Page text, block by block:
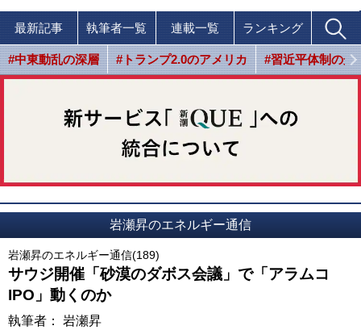
最新記事 執筆者一覧 連載一覧 ランキング
#中東動乱の深層 #トランプ2.0のアメリカ #習近平体制の光
岩瀬昇のエネルギー通信
岩瀬昇のエネルギー通信(189)
サウジ開催「砂漠のダボス会議」で「アラムコ
IPO」動くのか
執筆者： 岩瀬昇